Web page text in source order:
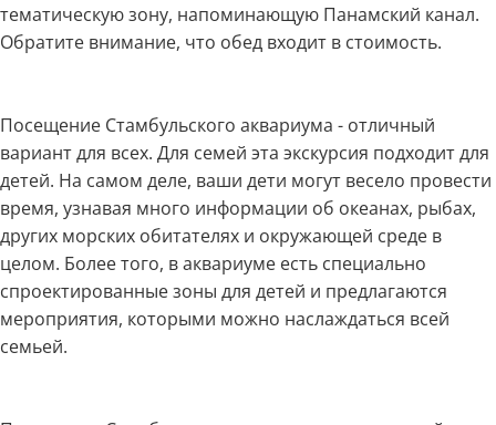
тематическую зону, напоминающую Панамский канал.
Обратите внимание, что обед входит в стоимость.
Посещение Стамбульского аквариума - отличный
вариант для всех. Для семей эта экскурсия подходит для
детей. На самом деле, ваши дети могут весело провести
время, узнавая много информации об океанах, рыбах,
других морских обитателях и окружающей среде в
целом. Более того, в аквариуме есть специально
спроектированные зоны для детей и предлагаются
мероприятия, которыми можно наслаждаться всей
семьей.